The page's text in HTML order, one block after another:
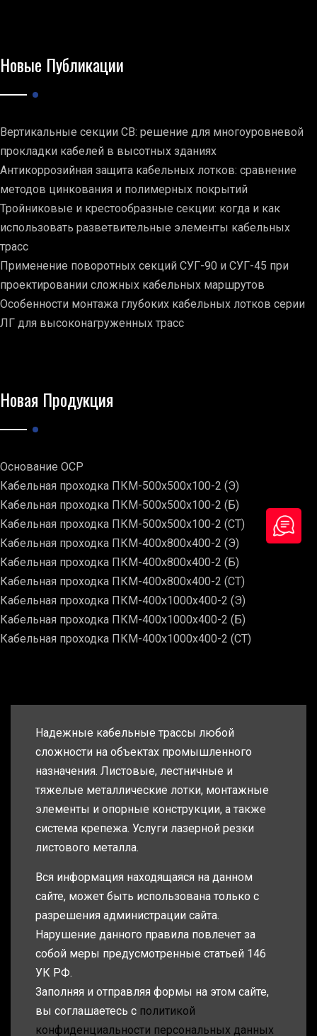
Новые Публикации
Вертикальные секции СВ: решение для многоуровневой
прокладки кабелей в высотных зданиях
Антикоррозийная защита кабельных лотков: сравнение
методов цинкования и полимерных покрытий
Тройниковые и крестообразные секции: когда и как
использовать разветвительные элементы кабельных
трасс
Применение поворотных секций СУГ-90 и СУГ-45 при
проектировании сложных кабельных маршрутов
Особенности монтажа глубоких кабельных лотков серии
ЛГ для высоконагруженных трасс
Новая Продукция
Основание ОСР
Кабельная проходка ПКМ-500х500х100-2 (Э)
Кабельная проходка ПКМ-500х500х100-2 (Б)
Кабельная проходка ПКМ-500х500х100-2 (СТ)
Кабельная проходка ПКМ-400х800х400-2 (Э)
Кабельная проходка ПКМ-400х800х400-2 (Б)
Кабельная проходка ПКМ-400х800х400-2 (СТ)
Кабельная проходка ПКМ-400х1000х400-2 (Э)
Кабельная проходка ПКМ-400х1000х400-2 (Б)
Кабельная проходка ПКМ-400х1000х400-2 (СТ)
Надежные кабельные трассы любой
сложности на объектах промышленного
назначения. Листовые, лестничные и
тяжелые металлические лотки, монтажные
элементы и опорные конструкции, а также
система крепежа. Услуги лазерной резки
листового металла.
Вся информация находящаяся на данном
сайте, может быть использована только с
разрешения администрации сайта.
Нарушение данного правила повлечет за
собой меры предусмотренные статьей 146
УК РФ.
Заполняя и отправляя формы на этом сайте,
вы соглашаетесь с политикой
конфиденциальности персональных данных